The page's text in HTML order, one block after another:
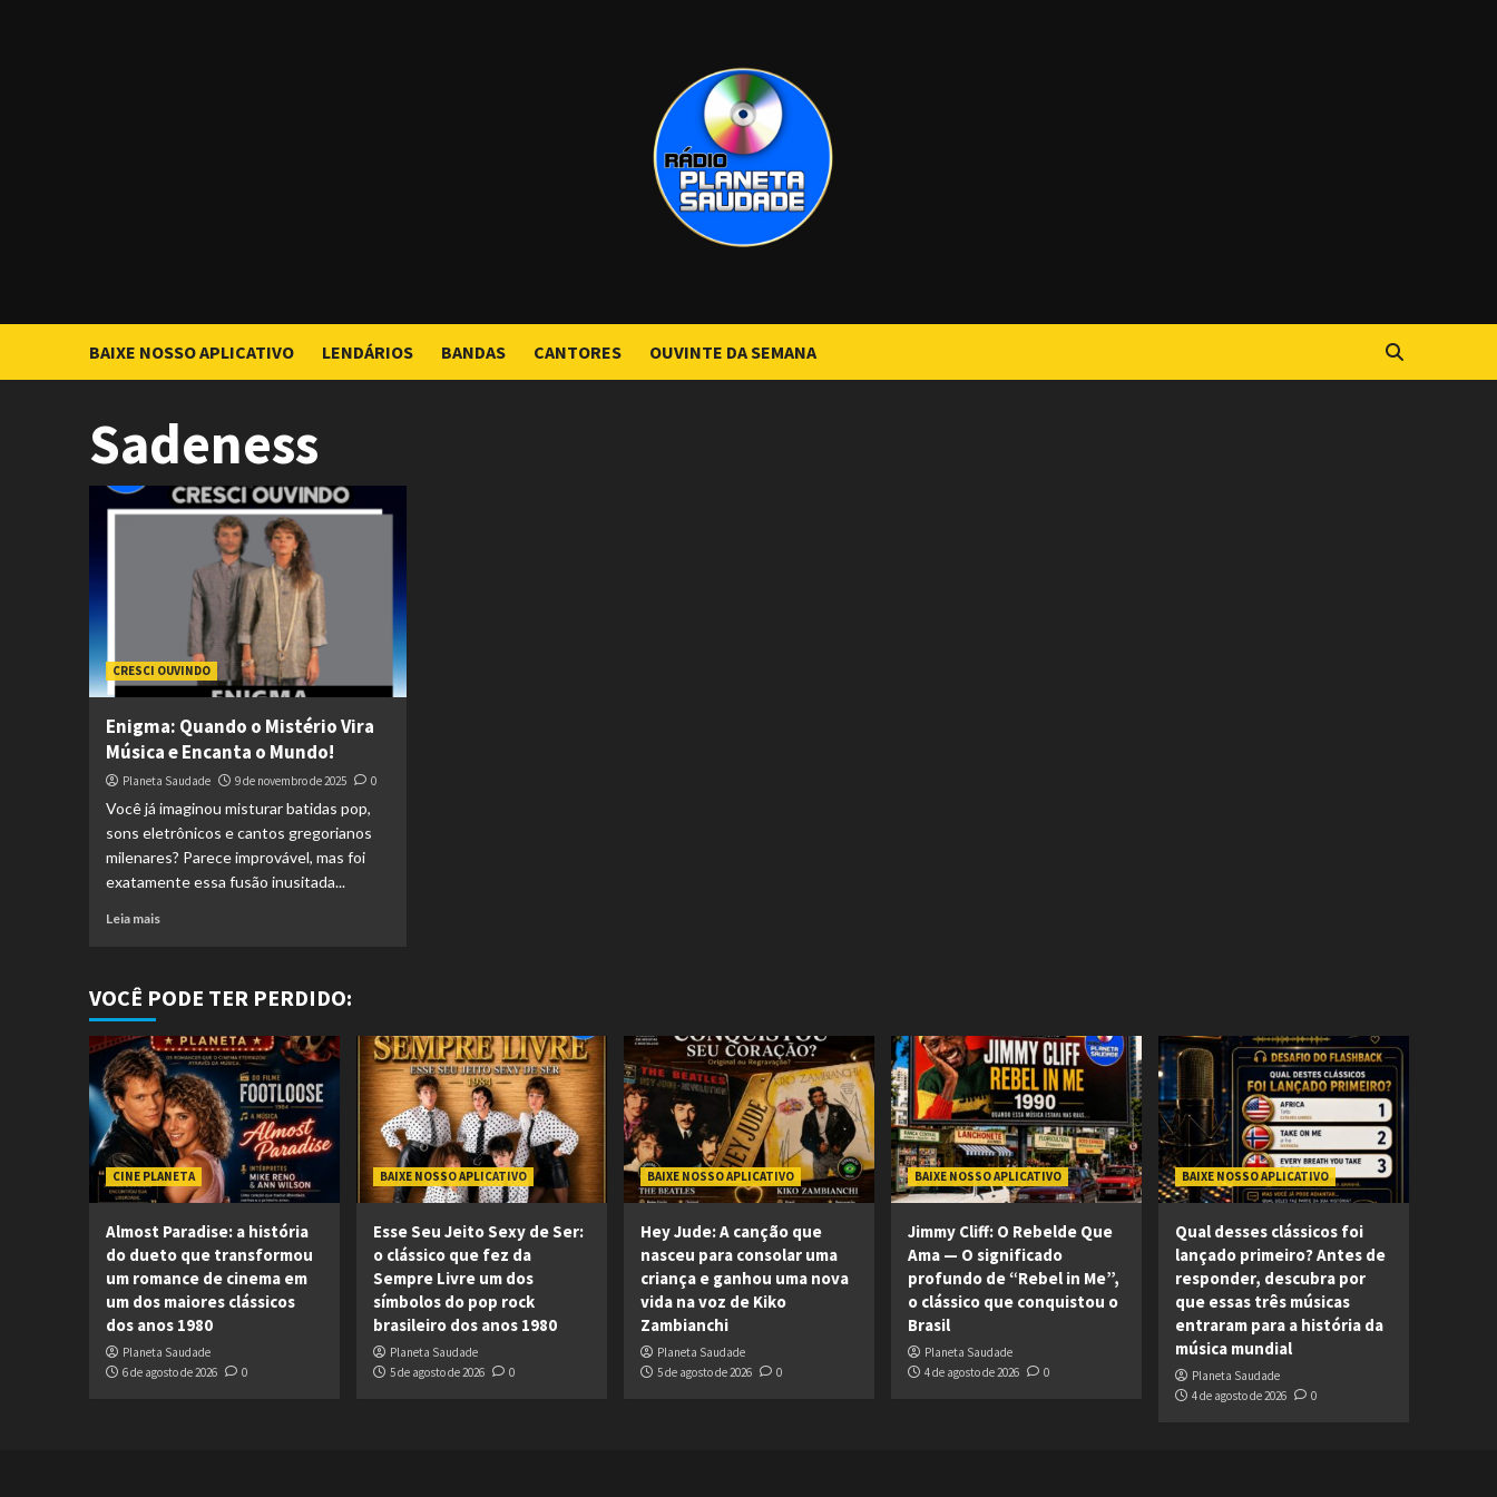
BAIXE NOSSO APLICATIVO LENDÁRIOS BANDAS CANTORES OUVINTE DA SEMANA
Sadeness
CRESCI OUVINDO
Enigma: Quando o Mistério Vira
Música e Encanta o Mundo!
Planeta Saudade 9 de novembro de 2025 0
Você já imaginou misturar batidas pop,
sons eletrônicos e cantos gregorianos
milenares? Parece improvável, mas foi
exatamente essa fusão inusitada...
Leia mais
VOCÊ PODE TER PERDIDO:
CINE PLANETA
Almost Paradise: a história
do dueto que transformou
um romance de cinema em
um dos maiores clássicos
dos anos 1980
Planeta Saudade
6 de agosto de 2026
0
BAIXE NOSSO APLICATIVO
Esse Seu Jeito Sexy de Ser:
o clássico que fez da
Sempre Livre um dos
símbolos do pop rock
brasileiro dos anos 1980
Planeta Saudade
5 de agosto de 2026
0
BAIXE NOSSO APLICATIVO
Hey Jude: A canção que
nasceu para consolar uma
criança e ganhou uma nova
vida na voz de Kiko
Zambianchi
Planeta Saudade
5 de agosto de 2026
0
BAIXE NOSSO APLICATIVO
Jimmy Cliff: O Rebelde Que
Ama — O significado
profundo de “Rebel in Me”,
o clássico que conquistou o
Brasil
Planeta Saudade
4 de agosto de 2026
0
BAIXE NOSSO APLICATIVO
Qual desses clássicos foi
lançado primeiro? Antes de
responder, descubra por
que essas três músicas
entraram para a história da
música mundial
Planeta Saudade
4 de agosto de 2026
0